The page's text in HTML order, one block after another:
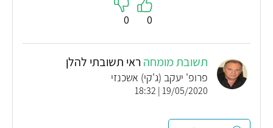
0
0
תשובת מומחה ראי תשובתי להלן
פרופ' יעקב (ג'קי) אשכנזי
19/05/2020 | 18:32